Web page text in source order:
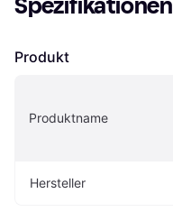
Produkt
Produktname
Hersteller